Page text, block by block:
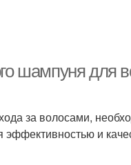
шампуня для
за волосами,
и